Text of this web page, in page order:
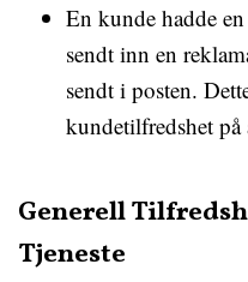
En kunde hadde
sendt inn en
sendt i posten.
kundetilfredshet på
Generell
Tjeneste